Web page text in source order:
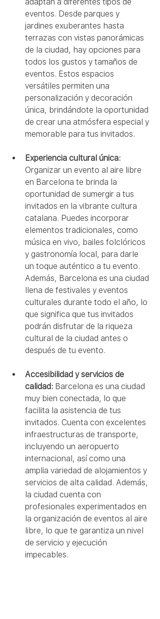
eventos. Desde parques y
jardines exuberantes hasta
terrazas con vistas panorámicas
de la ciudad, hay opciones para
todos los gustos y tamaños de
eventos. Estos espacios
versátiles permiten una
personalización y decoración
única, brindándote la oportunidad
de crear una atmósfera especial y
memorable para tus invitados.
Experiencia cultural única:
Organizar un evento al aire libre
en Barcelona te brinda la
oportunidad de sumergir a tus
invitados en la vibrante cultura
catalana. Puedes incorporar
elementos tradicionales, como
música en vivo, bailes folclóricos
y gastronomía local, para darle
un toque auténtico a tu evento.
Además, Barcelona es una ciudad
llena de festivales y eventos
culturales durante todo el año, lo
que significa que tus invitados
podrán disfrutar de la riqueza
cultural de la ciudad antes o
después de tu evento.
Accesibilidad y servicios de
calidad: Barcelona es una ciudad
muy bien conectada, lo que
facilita la asistencia de tus
invitados. Cuenta con excelentes
infraestructuras de transporte,
incluyendo un aeropuerto
internacional, así como una
amplia variedad de alojamientos y
servicios de alta calidad. Además,
la ciudad cuenta con
profesionales experimentados en
la organización de eventos al aire
libre, lo que te garantiza un nivel
de servicio y ejecución
impecables.